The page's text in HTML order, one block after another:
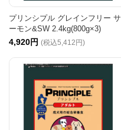
プリンシプル グレインフリー サ
ーモン&SW 2.4kg(800g×3)
4,920円 (税込5,412円)